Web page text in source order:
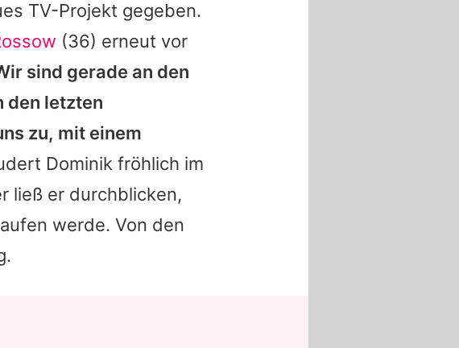
TV-Projekt gegeben.
(36) erneut vor
sind gerade an den
den letzten
zu, mit einem
Dominik fröhlich im
ließ er durchblicken,
werde. Von den